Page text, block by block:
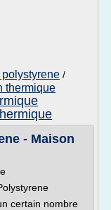
/
thermique
- Maison
certain nombre